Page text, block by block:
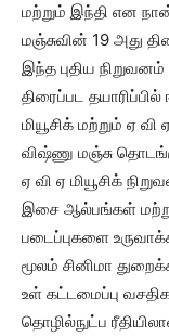
மற்றும் இந்தி என
மஞ்சுவின் 19 அது
இந்த புதிய
திரைப்பட
மியூசிக் மற்றும் ஏ
விஷ்ணு மஞ்சு
ஏ வி ஏ மியூசிக்
இசை ஆல்பங்கள்
படைப்புகளை
மூலம் சினிமா
உள் கட்டமைப்பு
தொழில்நுட்ப